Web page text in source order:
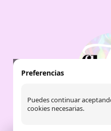
Preferencias
Puedes continuar
cookies necesarias.